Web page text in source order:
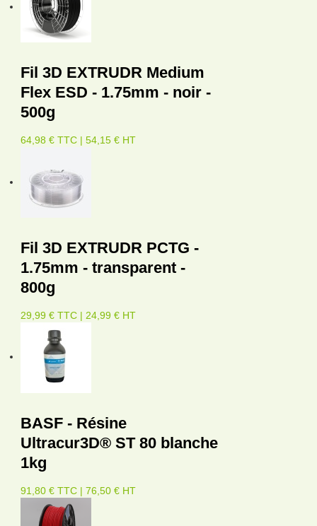
Fil 3D EXTRUDR Medium
Flex ESD - 1.75mm - noir -
500g
64,98 € TTC | 54,15 € HT
Fil 3D EXTRUDR PCTG -
1.75mm - transparent -
800g
29,99 € TTC | 24,99 € HT
BASF - Résine
Ultracur3D® ST 80 blanche
1kg
91,80 € TTC | 76,50 € HT